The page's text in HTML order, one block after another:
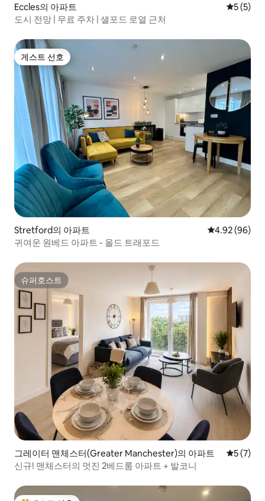
Eccles의 아파트 평점 5점
5 (5)
도시 전망 | 무료 주차 | 샐포드 로열 근처
게스트 선호
게스트 선호
Stretford의 아파트 평점 4.92점(5
4.92 (96)
귀여운 원베드 아파트 - 올드 트래포드
슈퍼호스트
슈퍼호스트
그레이터 맨체스터(Greater Manchester)의 아파트 평점 5점
5 (7)
신규! 맨체스터의 멋진 2베드룸 아파트 + 발코니